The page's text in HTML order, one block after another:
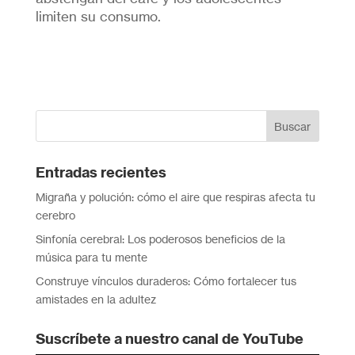
limiten su consumo.
Entradas recientes
Migraña y polución: cómo el aire que respiras afecta tu
cerebro
Sinfonía cerebral: Los poderosos beneficios de la
música para tu mente
Construye vínculos duraderos: Cómo fortalecer tus
amistades en la adultez
Suscríbete a nuestro canal de YouTube